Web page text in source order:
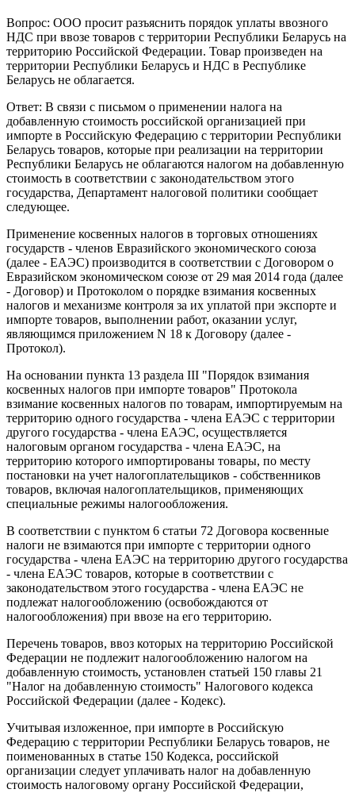
Вопрос: ООО просит разъяснить порядок уплаты ввозного
НДС при ввозе товаров с территории Республики Беларусь на
территорию Российской Федерации. Товар произведен на
территории Республики Беларусь и НДС в Республике
Беларусь не облагается.
Ответ: В связи с письмом о применении налога на
добавленную стоимость российской организацией при
импорте в Российскую Федерацию с территории Республики
Беларусь товаров, которые при реализации на территории
Республики Беларусь не облагаются налогом на добавленную
стоимость в соответствии с законодательством этого
государства, Департамент налоговой политики сообщает
следующее.
Применение косвенных налогов в торговых отношениях
государств - членов Евразийского экономического союза
(далее - ЕАЭС) производится в соответствии с Договором о
Евразийском экономическом союзе от 29 мая 2014 года (далее
- Договор) и Протоколом о порядке взимания косвенных
налогов и механизме контроля за их уплатой при экспорте и
импорте товаров, выполнении работ, оказании услуг,
являющимся приложением N 18 к Договору (далее -
Протокол).
На основании пункта 13 раздела III "Порядок взимания
косвенных налогов при импорте товаров" Протокола
взимание косвенных налогов по товарам, импортируемым на
территорию одного государства - члена ЕАЭС с территории
другого государства - члена ЕАЭС, осуществляется
налоговым органом государства - члена ЕАЭС, на
территорию которого импортированы товары, по месту
постановки на учет налогоплательщиков - собственников
товаров, включая налогоплательщиков, применяющих
специальные режимы налогообложения.
В соответствии с пунктом 6 статьи 72 Договора косвенные
налоги не взимаются при импорте с территории одного
государства - члена ЕАЭС на территорию другого государства
- члена ЕАЭС товаров, которые в соответствии с
законодательством этого государства - члена ЕАЭС не
подлежат налогообложению (освобождаются от
налогообложения) при ввозе на его территорию.
Перечень товаров, ввоз которых на территорию Российской
Федерации не подлежит налогообложению налогом на
добавленную стоимость, установлен статьей 150 главы 21
"Налог на добавленную стоимость" Налогового кодекса
Российской Федерации (далее - Кодекс).
Учитывая изложенное, при импорте в Российскую
Федерацию с территории Республики Беларусь товаров, не
поименованных в статье 150 Кодекса, российской
организации следует уплачивать налог на добавленную
стоимость налоговому органу Российской Федерации,